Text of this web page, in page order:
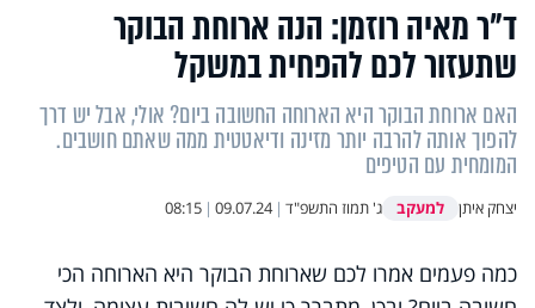
ד"ר מאיה רוזמן: הנה ארוחת הבוקר
שתעזור לכם להפחית במשקל
האם ארוחת הבוקר היא הארוחה החשובה ביום? אולי, אבל יש דרך
להפוך אותה להרבה יותר מזינה ודיאטטית ממה שאתם חושבים.
המומחית עם הטיפים
יצחק איתן למעקב ג' תמוז התשפ"ד |
09.07.24
|
08:15
כמה פעמים אמרו לכם שארוחת הבוקר היא הארוחה הכי